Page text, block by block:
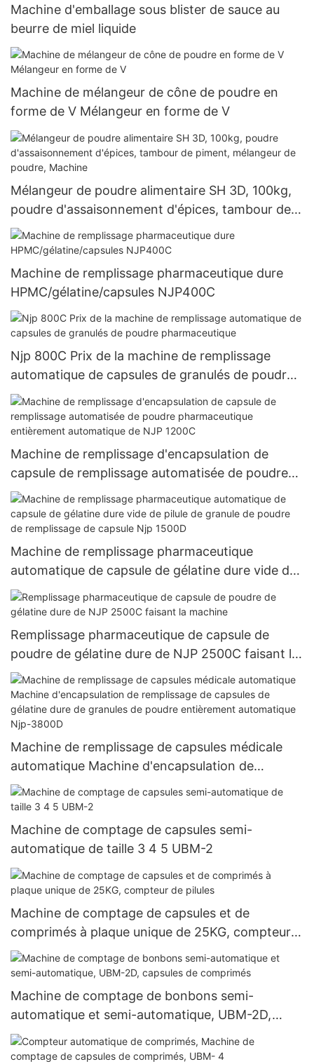
Machine d'emballage sous blister de sauce au
beurre de miel liquide
Machine de mélangeur de cône de poudre en
forme de V Mélangeur en forme de V
Mélangeur de poudre alimentaire SH 3D, 100kg,
poudre d'assaisonnement d'épices, tambour de
piment, mélangeur de poudre, Machine
Machine de remplissage pharmaceutique dure
HPMC/gélatine/capsules NJP400C
Njp 800C Prix de la machine de remplissage
automatique de capsules de granulés de poudre
pharmaceutique
Machine de remplissage d'encapsulation de
capsule de remplissage automatisée de poudre
pharmaceutique entièrement automatique de
NJP 1200C
Machine de remplissage pharmaceutique
automatique de capsule de gélatine dure vide de
pilule de granule de poudre de remplissage de
capsule Njp 1500D
Remplissage pharmaceutique de capsule de
poudre de gélatine dure de NJP 2500C faisant la
machine
Machine de remplissage de capsules médicale
automatique Machine d'encapsulation de
remplissage de capsules de gélatine dure de
granules de poudre entièrement automatique
Njp-3800D
Machine de comptage de capsules semi-
automatique de taille 3 4 5 UBM-2
Machine de comptage de capsules et de
comprimés à plaque unique de 25KG, compteur
de pilules
Machine de comptage de bonbons semi-
automatique et semi-automatique, UBM-2D,
capsules de comprimés